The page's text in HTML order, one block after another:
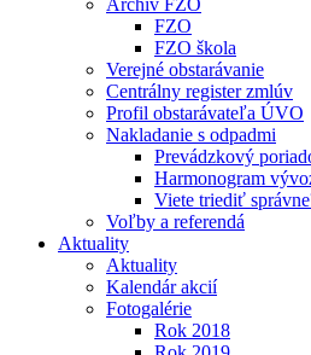
Archív FZO
FZO
FZO škola
Verejné obstarávanie
Centrálny register zmlúv
Profil obstarávateľa ÚVO
Nakladanie s odpadmi
Prevádzkový
Harmonogram
Viete triediť
Voľby a referendá
Aktuality
Aktuality
Kalendár akcií
Fotogalérie
Rok 2018